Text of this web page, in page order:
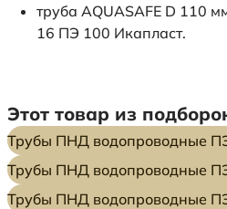
труба AQUASAFE D 110
16 ПЭ 100 Икапласт.
Этот товар из
Трубы ПНД водопроводные
Трубы ПНД водопроводные
Трубы ПНД водопроводные